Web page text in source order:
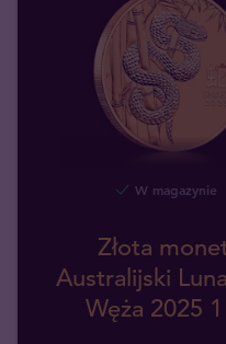
W magazynie
Złota
Australijski
Węża 2025